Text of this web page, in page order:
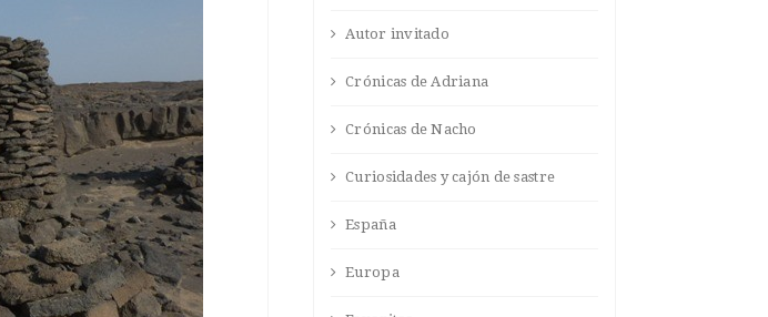
Autor invitado
Crónicas de Adriana
Crónicas de Nacho
Curiosidades y cajón de sastre
España
Europa